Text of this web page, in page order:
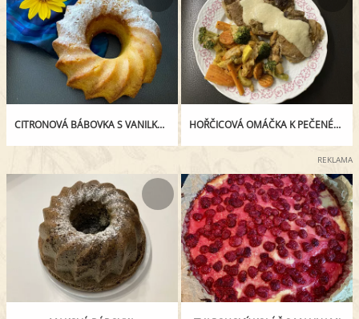
CITRONOVÁ BÁBOVKA S VANILKOVÝM PUDINKEM HOŘČICOVÁ OMÁČKA K PEČENÉMU MASU
REKLAMA